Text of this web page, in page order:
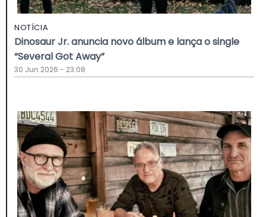
NOTÍCIA
Dinosaur Jr. anuncia novo álbum e lança o single
“Several Got Away”
30 Jun 2026 - 23:08